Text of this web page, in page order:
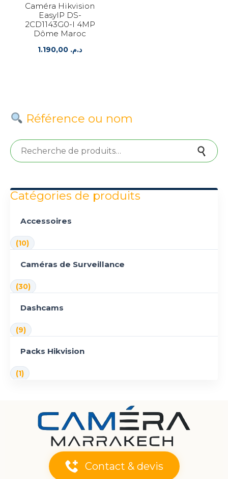
Caméra Hikvision
EasyIP DS-
2CD1143G0-I 4MP
Dôme Maroc
د.م.
Référence ou nom
Recherche pour :
Catégories de produits
Accessoires
(10)
Caméras de Surveillance
(30)
Dashcams
(9)
Packs Hikvision
(1)
Contact & devis